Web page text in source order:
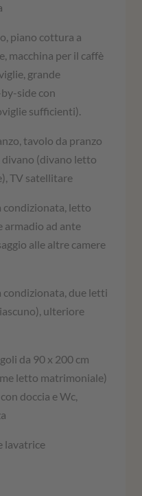
piano cottura a
macchina per il caffè
grande
side con
sufficienti).
tavolo da pranzo
divano (divano letto
TV satellitare
condizionata, letto
armadio ad ante
alle altre camere
condizionata, due letti
ulteriore
da 90 x 200 cm
letto matrimoniale)
doccia e Wc,
lavatrice